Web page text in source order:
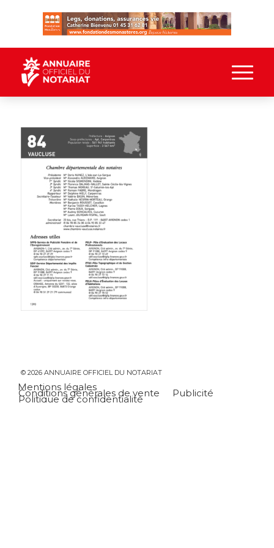
© 2026 ANNUAIRE OFFICIEL DU NOTARIAT
Mentions légales
Conditions générales de vente Publicité
Politique de confidentialité